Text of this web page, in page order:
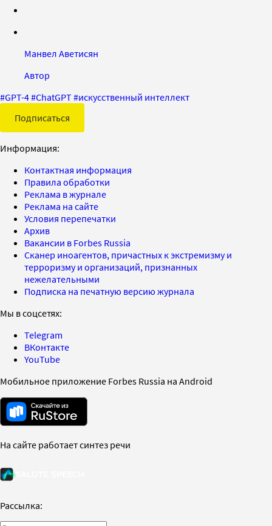
Манвел Аветисян
Автор
#GPT-4#ChatGPT#искусственный интеллект
Подписаться
Информация:
Контактная информация
Правила обработки
Реклама в журнале
Реклама на сайте
Условия перепечатки
Архив
Вакансии в Forbes Russia
Сканер иноагентов, причастных к экстремизму и
терроризму и организаций, признанных
нежелательными
Подписка на печатную версию журнала
Мы в соцсетях:
Telegram
ВКонтакте
YouTube
Мобильное приложение Forbes Russia на Android
На сайте работает синтез речи
Рассылка: